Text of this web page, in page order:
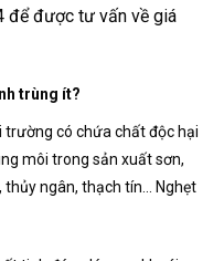
để được tư vấn về giá
trùng ít?
trường có chứa chất độc hại
môi trong sản xuất sơn,
thủy ngân, thạch tín… Nghẹt